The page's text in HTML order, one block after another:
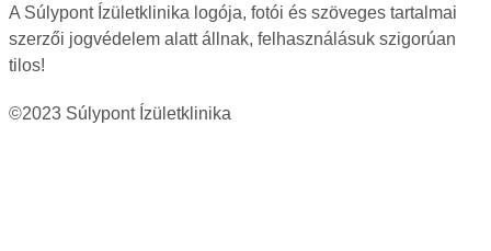
A Súlypont Ízületklinika logója, fotói és szöveges tartalmai
szerzői jogvédelem alatt állnak, felhasználásuk szigorúan
tilos!
©2023 Súlypont Ízületklinika